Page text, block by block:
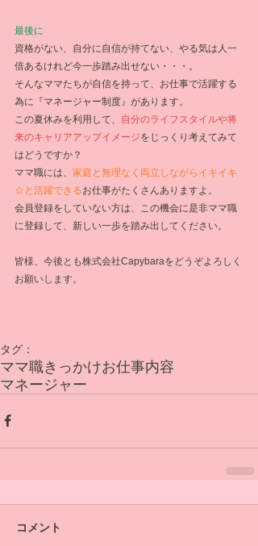
最後に
資格がない、自分に自信が持てない、やる気は人一
倍あるけれど今一歩踏み出せない・・・。
そんなママたちが自信を持って、お仕事で活躍する
為に『マネージャー制度』があります。
この夏休みを利用して、 自分のライフスタイルや将
来のキャリアアップイメージをじっくり考えてみて
はどうですか？
ママ職には、 家庭と無理なく両立しながらイキイキ
☆と活躍できるお仕事がたくさんありますよ。
会員登録をしていない方は、この機会に是非ママ職
に登録して、新しい一歩を踏み出してください。
皆様、今後とも株式会社Capybaraをどうぞよろしく
お願いします。
タグ：
ママ職きっかけお仕事内容
マネージャー
コメント